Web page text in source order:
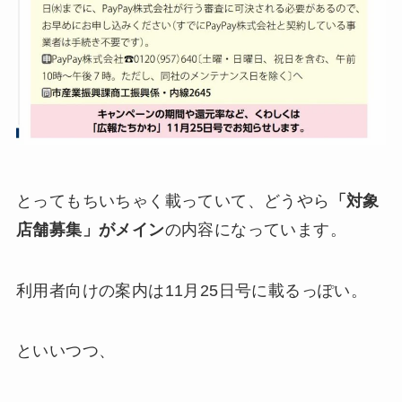
とってもちいちゃく載っていて、どうやら
「対象
店舗募集」がメインの内容になっています。
利用者向けの案内は11月25日号に載るっぽい。
といいつつ、